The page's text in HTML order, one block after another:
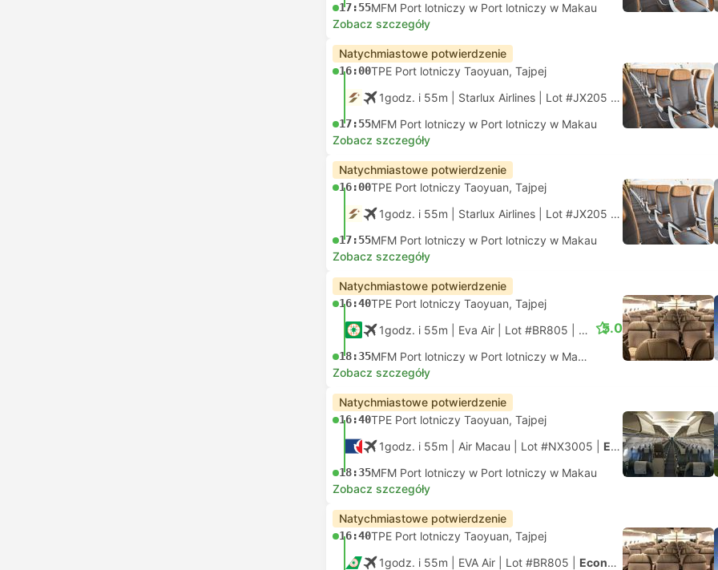
17:55MFM Port lotniczy w Port lotniczy w Makau
Zobacz szczegóły
Natychmiastowe potwierdzenie
16:00TPE Port lotniczy Taoyuan, Tajpej
1godz. i 55m | Starlux Airlines Lot #JX205 Economy
17:55MFM Port lotniczy w Port lotniczy w Makau
Zobacz szczegóły
Natychmiastowe potwierdzenie
16:00TPE Port lotniczy Taoyuan, Tajpej
1godz. i 55m | Starlux Airlines Lot #JX205 Economy
17:55MFM Port lotniczy w Port lotniczy w Makau
Zobacz szczegóły
Natychmiastowe potwierdzenie
16:40TPE Port lotniczy Taoyuan, Tajpej
1godz. i 55m | Eva Air Lot #BR805 Economy
18:35 MFM Port lotniczy w Port lotniczy w Makau
5.0
Zobacz szczegóły
Natychmiastowe potwierdzenie
16:40TPE Port lotniczy Taoyuan, Tajpej
1godz. i 55m | Air Macau Lot #NX3005 Economy
18:35MFM Port lotniczy w Port lotniczy w Makau
Zobacz szczegóły
Natychmiastowe potwierdzenie
16:40TPE Port lotniczy Taoyuan, Tajpej
1godz. i 55m | EVA Air Lot #BR805 Economy